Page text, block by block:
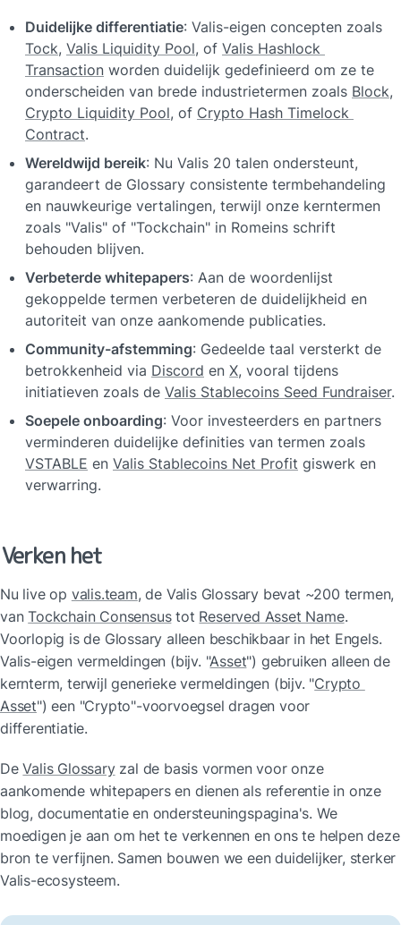
Duidelijke differentiatie
Tock, Valis Liquidity Pool, of Valis Hashlock
Transaction worden duidelijk gedefinieerd om ze te
onderscheiden van brede industrietermen zoals Block
Crypto Liquidity Pool, of Crypto Hash Timelock
Contract.
Wereldwijd bereik: Nu Valis 20 talen ondersteunt,
garandeert de Glossary consistente termbehandeling
en nauwkeurige vertalingen, terwijl onze kerntermen
zoals "Valis" of "Tockchain" in Romeins schrift
behouden blijven.
Verbeterde whitepapers: Aan de woordenlijst
gekoppelde termen verbeteren de duidelijkheid en
autoriteit van onze aankomende publicaties.
Community-afstemming: Gedeelde taal versterkt de
betrokkenheid via Discord en X, vooral tijdens
initiatieven zoals de Valis Stablecoins Seed Fundraiser.
Soepele onboarding: Voor investeerders en partners
VSTABLE en Valis Stablecoins Net Profit giswerk en
verwarring.
Verken het
Nu live op valis.team, de Valis Glossary bevat ~200 termen,
van Tockchain Consensus tot Reserved Asset Name.
Voorlopig is de Glossary alleen beschikbaar in het Engels.
Valis-eigen vermeldingen (bijv. "Asset") gebruiken alleen de
kernterm, terwijl generieke vermeldingen (bijv. "Crypto
Asset") een "Crypto"-voorvoegsel dragen voor
differentiatie.
De Valis Glossary zal de basis vormen voor onze
aankomende whitepapers en dienen als referentie in onze
blog, documentatie en ondersteuningspagina's. We
moedigen je aan om het te verkennen en ons te helpen deze
bron te verfijnen. Samen bouwen we een duidelijker, sterker
Valis-ecosysteem.